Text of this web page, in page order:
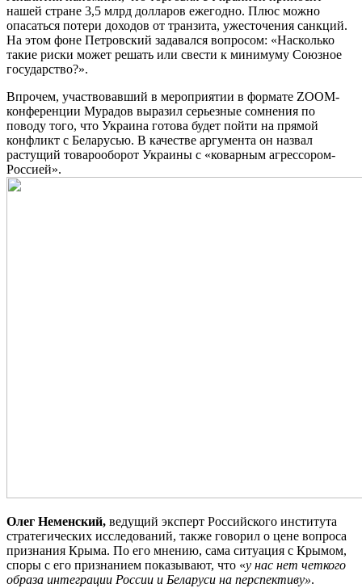
нашей стране 3,5 млрд долларов ежегодно. Плюс можно
опасаться потери доходов от транзита, ужесточения санкций.
На этом фоне Петровский задавался вопросом: «Насколько
такие риски может решать или свести к минимуму Союзное
государство?».
Впрочем, участвовавший в мероприятии в формате ZOOM-
конференции Мурадов выразил серьезные сомнения по
поводу того, что Украина готова будет пойти на прямой
конфликт с Беларусью. В качестве аргумента он назвал
растущий товарооборот Украины с «коварным агрессором-
Россией».
Олег Неменский, ведущий эксперт Российского института
стратегических исследований, также говорил о цене вопроса
признания Крыма. По его мнению, сама ситуация с Крымом,
споры с его признанием показывают, что «у нас нет четкого
образа интеграции России и Беларуси на перспективу».